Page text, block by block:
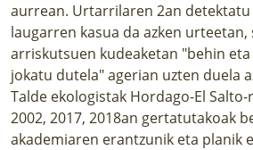
aurrean. Urtarrilaren 2an
laugarren kasua da azken urteetan,
arriskutsuen kudeaketan "behin
jokatu dutela" agerian uzten duela
Talde ekologistak Hordago-El
2002, 2017, 2018an gertatutakoak
akademiaren erantzunik eta planik